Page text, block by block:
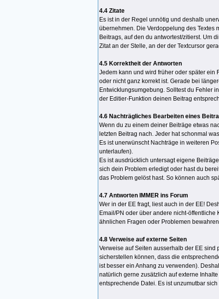
4.4 Zitate
Es ist in der Regel unnötig und deshalb
übernehmen. Die Verdoppelung des Textes
Beitrags, auf den du antwortest/zitierst. Um
Zitat an der Stelle, an der der Textcursor
4.5 Korrektheit der Antworten
Jedem kann und wird früher oder später ein
oder nicht ganz korrekt ist. Gerade bei
Entwicklungsumgebung. Solltest du Fehler
der Editier-Funktion deinen Beitrag
4.6 Nachträgliches Bearbeiten eines
Wenn du zu einem deiner Beiträge etwas
letzten Beitrag nach. Jeder hat schonmal
Es ist unerwünscht Nachträge in weiteren
unterlaufen).
Es ist ausdrücklich untersagt eigene
sich dein Problem erledigt oder hast du
das Problem gelöst hast. So können auch
4.7 Antworten IMMER ins Forum
Wer in der EE fragt, liest auch in der EE!
Email/PN oder über andere nicht-
ähnlichen Fragen oder Problemen
4.8 Verweise auf externe Seiten
Verweise auf Seiten ausserhalb der EE
sicherstellen können, dass die
ist besser ein Anhang zu verwenden).
natürlich gerne zusätzlich auf externe
entsprechende Datei. Es ist unzumutbar